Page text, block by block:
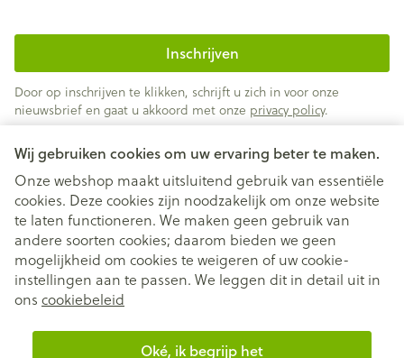
Wij gebruiken cookies om uw ervaring beter te maken.
Onze webshop maakt uitsluitend gebruik van essentiële
cookies. Deze cookies zijn noodzakelijk om onze website
te laten functioneren. We maken geen gebruik van
andere soorten cookies; daarom bieden we geen
mogelijkheid om cookies te weigeren of uw cookie-
instellingen aan te passen. We leggen dit in detail uit in
ons cookiebeleid
Oké, ik begrijp het
Inschrijven
Door op inschrijven te klikken, schrijft u zich in voor onze
nieuwsbrief en gaat u akkoord met onze privacy policy.
Juridische links